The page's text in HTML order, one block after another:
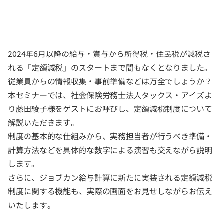
2024年6月以降の給与・賞与から所得税・住民税が減税さ
れる「定額減税」のスタートまで間もなくとなりました。
従業員からの情報収集・事前準備などは万全でしょうか？
本セミナーでは、社会保険労務士法人タックス・アイズよ
り藤田綾子様をゲストにお呼びし、定額減税制度について
解説いただきます。
制度の基本的な仕組みから、実務担当者が行うべき準備・
計算方法などを具体的な数字による演習も交えながら説明
します。
さらに、ジョブカン給与計算に新たに実装される定額減税
制度に関する機能も、実際の画面をお見せしながらお伝え
いたします。